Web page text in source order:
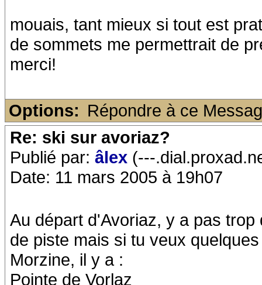
mouais, tant mieux si tout est
de sommets me permettrait de
merci!
Options: Répondre à ce
Re: ski sur avoriaz?
Publié par: âlex (---
Date: 11 mars 2005 à 19h07
Au départ d'Avoriaz, y a pas
de piste mais si tu veux
Morzine, il y a :
Pointe de Vorlaz